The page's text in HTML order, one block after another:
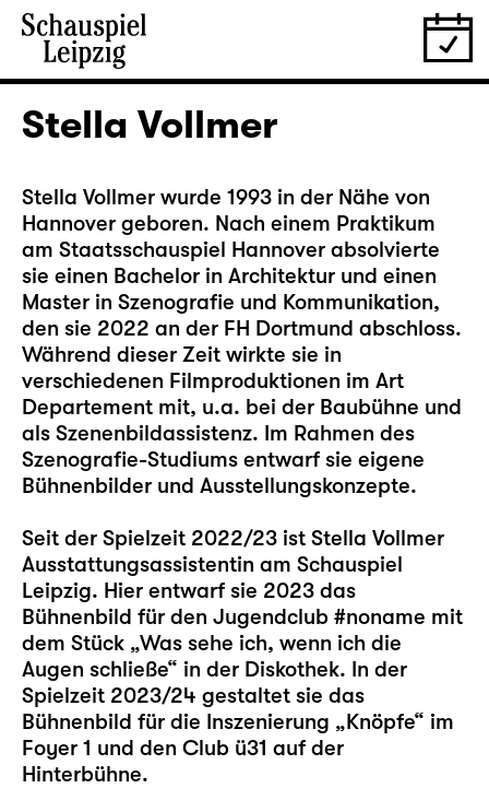
Stella Vollmer
Stella Vollmer wurde 1993 in der Nähe von
Hannover geboren. Nach einem Praktikum
am Staatsschauspiel Hannover absolvierte
sie einen Bachelor in Architektur und einen
Master in Szenografie und Kommunikation,
den sie 2022 an der FH Dortmund abschloss.
Während dieser Zeit wirkte sie in
verschiedenen Filmproduktionen im Art
Departement mit, u.a. bei der Baubühne und
als Szenenbildassistenz. Im Rahmen des
Szenografie-Studiums entwarf sie eigene
Bühnenbilder und Ausstellungskonzepte.
Seit der Spielzeit 2022/23 ist Stella Vollmer
Ausstattungsassistentin am Schauspiel
Leipzig. Hier entwarf sie 2023 das
Bühnenbild für den Jugendclub #noname mit
dem Stück „Was sehe ich, wenn ich die
Augen schließe“ in der Diskothek. In der
Spielzeit 2023/24 gestaltet sie das
Bühnenbild für die Inszenierung „Knöpfe“ im
Foyer 1 und den Club ü31 auf der
Hinterbühne.